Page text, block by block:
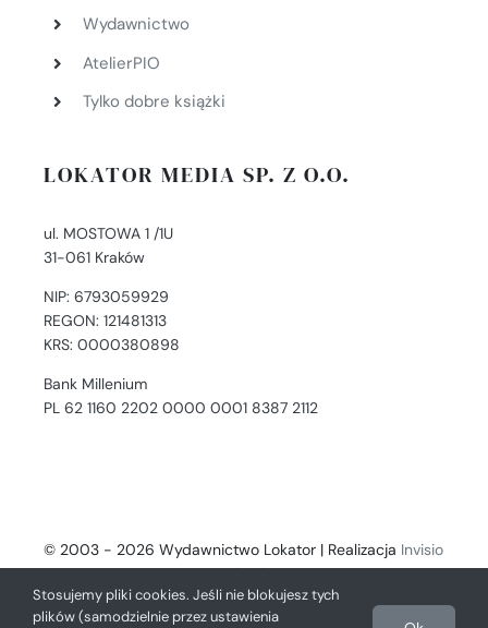
Wydawnictwo
AtelierPIO
Tylko dobre książki
LOKATOR MEDIA SP. Z O.O.
ul. MOSTOWA 1 /1U
31-061 Kraków
NIP: 6793059929
REGON: 121481313
KRS: 0000380898
Bank Millenium
PL 62 1160 2202 0000 0001 8387 2112
© 2003 - 2026 Wydawnictwo Lokator | Realizacja Invisio
- Digital Solutions
Stosujemy pliki cookies. Jeśli nie blokujesz tych
plików (samodzielnie przez ustawienia